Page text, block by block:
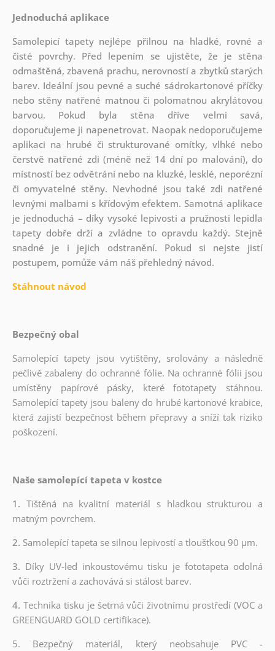
Jednoduchá aplikace
Samolepicí tapety nejlépe přilnou na hladké, rovné a
čisté povrchy. Před lepením se ujistěte, že je stěna
odmaštěná, zbavená prachu, nerovností a zbytků starých
barev. Ideální jsou pevné a suché sádrokartonové příčky
nebo stěny natřené matnou či polomatnou akrylátovou
barvou. Pokud byla stěna dříve velmi savá,
doporučujeme ji napenetrovat. Naopak nedoporučujeme
aplikaci na hrubé či strukturované omítky, vlhké nebo
čerstvě natřené zdi (méně než 14 dní po malování), do
místností bez odvětrání nebo na kluzké, lesklé, neporézní
či omyvatelné stěny. Nevhodné jsou také zdi natřené
levnými malbami s křídovým efektem. Samotná aplikace
je jednoduchá – díky vysoké lepivosti a pružnosti lepidla
tapety dobře drží a zvládne to opravdu každý. Stejně
snadné je i jejich odstranění. Pokud si nejste jistí
postupem, pomůže vám náš přehledný návod.
Stáhnout návod
Bezpečný obal
Samolepící tapety jsou vytištěny, srolovány a následně
pečlivě zabaleny do ochranné fólie. Na ochranné fólii jsou
umístěny papírové pásky, které fototapety stáhnou.
Samolepící tapety jsou baleny do hrubé kartonové krabice,
která zajistí bezpečnost během přepravy a sníží tak riziko
poškození.
Naše samolepící tapeta v kostce
1. Tištěná na kvalitní materiál s hladkou strukturou a
matným povrchem.
2. Samolepící tapeta se silnou lepivostí a tloušťkou 90 µm.
3. Díky UV-led inkoustovému tisku je fototapeta odolná
vůči roztržení a zachovává si stálost barev.
4. Technika tisku je šetrná vůči životnímu prostředí (VOC a
GREENGUARD GOLD certifikace).
5. Bezpečný materiál, který neobsahuje PVC -